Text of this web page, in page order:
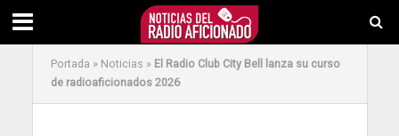
Portada » Noticias » El Radio Club City Bell lanza su curso
de radioaficionados 2026